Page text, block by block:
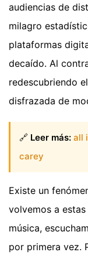
audiencias de
milagro
plataformas
decaído. Al
redescubriendo
disfrazada de
🔗 Leer más: all
carey
Existe un
volvemos a
música,
por primera vez.